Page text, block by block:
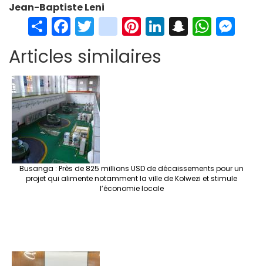
Jean-Baptiste Leni
S
h
ar
e
Fa
ce
b
o
o
k
T
wi
tt
er
in
st
ag
Pi
er
Li S W
Articles similaires
Busanga : Près de 825 millions USD de décaissements pour un
projet qui alimente notamment la ville de Kolwezi et stimule
l’économie locale